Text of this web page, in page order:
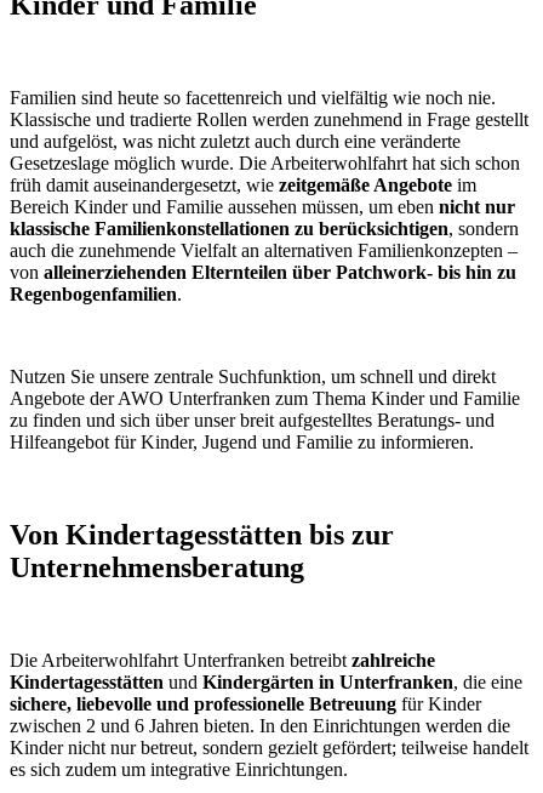
Familien sind heute so facettenreich und vielfältig wie noch nie.
Klassische und tradierte Rollen werden zunehmend in Frage gestellt
und aufgelöst, was nicht zuletzt auch durch eine veränderte
Gesetzeslage möglich wurde. Die Arbeiterwohlfahrt hat sich schon
früh damit auseinandergesetzt, wie zeitgemäße Angebote im
Bereich Kinder und Familie aussehen müssen, um eben nicht nur
klassische Familienkonstellationen zu berücksichtigen, sondern
auch die zunehmende Vielfalt an alternativen Familienkonzepten –
von alleinerziehenden Elternteilen über Patchwork- bis hin zu
Regenbogenfamilien.
Nutzen Sie unsere zentrale Suchfunktion, um schnell und direkt
Angebote der AWO Unterfranken zum Thema Kinder und Familie
zu finden und sich über unser breit aufgestelltes Beratungs- und
Hilfeangebot für Kinder, Jugend und Familie zu informieren.
Von Kindertagesstätten bis zur
Unternehmensberatung
Die Arbeiterwohlfahrt Unterfranken betreibt zahlreiche
Kindertagesstätten und Kindergärten in Unterfranken, die eine
sichere, liebevolle und professionelle Betreuung für Kinder
zwischen 2 und 6 Jahren bieten. In den Einrichtungen werden die
Kinder nicht nur betreut, sondern gezielt gefördert; teilweise handelt
es sich zudem um integrative Einrichtungen.